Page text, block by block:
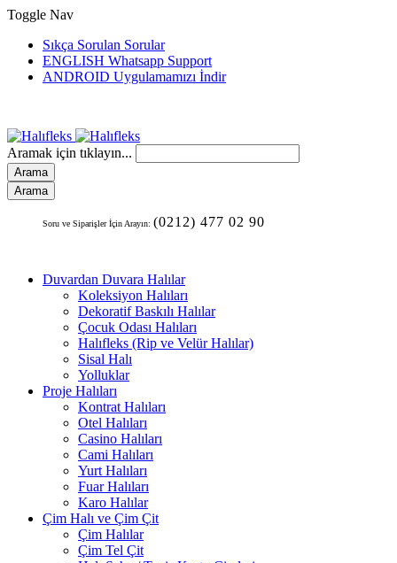
Toggle Nav
Sıkça Sorulan Sorular
ENGLISH Whatsapp Support
ANDROID Uygulamamızı İndir
Aramak için tıklayın...
Arama
Arama
Soru ve Siparişler İçin Arayın: (0212) 477 02 90
Duvardan Duvara Halılar
Koleksiyon Halıları
Dekoratif Baskılı Halılar
Çocuk Odası Halıları
Halıfleks (Rip ve Velür Halılar)
Sisal Halı
Yolluklar
Proje Halıları
Kontrat Halıları
Otel Halıları
Casino Halıları
Cami Halıları
Yurt Halıları
Fuar Halıları
Karo Halılar
Çim Halı ve Çim Çit
Çim Halılar
Çim Tel Çit